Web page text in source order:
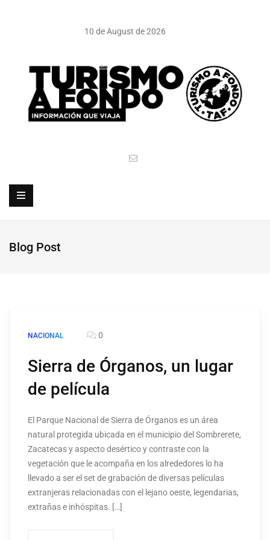
10 de August de 2026
Blog Post
NACIONAL 0
Sierra de Órganos, un lugar
de película
El Parque Nacional de Sierra de Órganos es un área
natural protegida ubicada en el municipio del Sombrerete,
Zacatecas y aspecto desértico y contraste con la
vegetación que le acompaña en los alrededores lo ha
llevado a ser el set de grabación de diversas películas
extranjeras relacionadas con el lejano oeste, legendarias,
extrañas e inhóspitas. […]